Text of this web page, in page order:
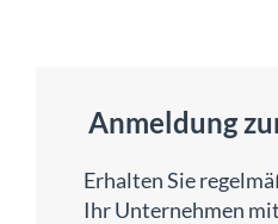
Anmeldung
Erhalten Sie
Ihr Unternehmen